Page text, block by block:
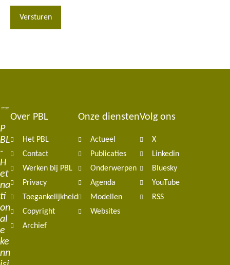
Versturen
P
BL
-
H
et
na
ti
on
al
e
ke
nn
Footer
navigation
Over PBL
Het PBL
Contact
Werken bij PBL
Privacy
Toegankelijkheid
Copyright
Archief
Onze diensten
Actueel
Publicaties
Onderwerpen
Agenda
Modellen
Websites
Volg ons
X
Linkedin
Bluesky
YouTube
RSS